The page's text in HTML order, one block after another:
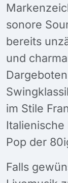
sonore
bereits
und
im Stile
Pop der
Falls